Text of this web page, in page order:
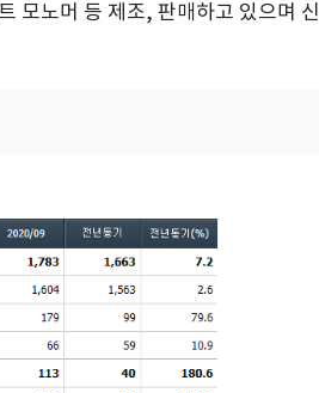
모노머 등 제조, 판매하고 있으며 신